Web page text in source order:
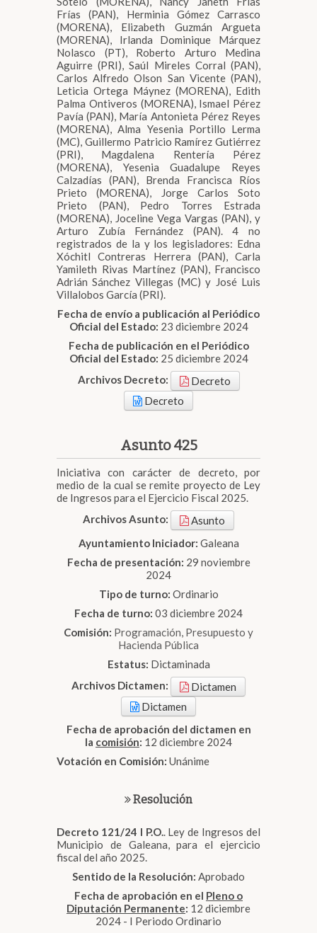
Frías (PAN), Herminia Gómez Carrasco
(MORENA), Elizabeth Guzmán Argueta
(MORENA), Irlanda Dominique Márquez
Nolasco (PT), Roberto Arturo Medina
Aguirre (PRI), Saúl Mireles Corral (PAN),
Carlos Alfredo Olson San Vicente (PAN),
Leticia Ortega Máynez (MORENA), Edith
Palma Ontiveros (MORENA), Ismael Pérez
Pavía (PAN), María Antonieta Pérez Reyes
(MORENA), Alma Yesenia Portillo Lerma
(MC), Guillermo Patricio Ramírez Gutiérrez
(PRI), Magdalena Rentería Pérez
(MORENA), Yesenia Guadalupe Reyes
Calzadías (PAN), Brenda Francisca Ríos
Prieto (MORENA), Jorge Carlos Soto
Prieto (PAN), Pedro Torres Estrada
(MORENA), Joceline Vega Vargas (PAN), y
Arturo Zubía Fernández (PAN). 4 no
registrados de la y los legisladores: Edna
Xóchitl Contreras Herrera (PAN), Carla
Yamileth Rivas Martínez (PAN), Francisco
Adrián Sánchez Villegas (MC) y José Luis
Villalobos García (PRI).
Fecha de envío a publicación al Periódico
Oficial del Estado: 23 diciembre 2024
Fecha de publicación en el Periódico
Oficial del Estado: 25 diciembre 2024
Archivos Decreto:
Decreto
Decreto
Asunto 425
Iniciativa con carácter de decreto, por
medio de la cual se remite proyecto de Ley
de Ingresos para el Ejercicio Fiscal 2025.
Archivos Asunto:
Asunto
Ayuntamiento Iniciador: Galeana
Fecha de presentación: 29 noviembre
2024
Tipo de turno: Ordinario
Fecha de turno: 03 diciembre 2024
Comisión: Programación, Presupuesto y
Hacienda Pública
Estatus: Dictaminada
Archivos Dictamen:
Dictamen
Dictamen
Fecha de aprobación del dictamen en
la comisión: 12 diciembre 2024
Votación en Comisión: Unánime
Resolución
Decreto 121/24 I P.O.. Ley de Ingresos del
Municipio de Galeana, para el ejercicio
fiscal del año 2025.
Sentido de la Resolución: Aprobado
Fecha de aprobación en el Pleno o
Diputación Permanente: 12 diciembre
2024 - I Periodo Ordinario